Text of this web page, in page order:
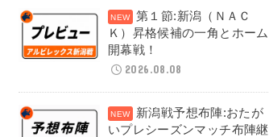
第１節:新潟（ＮＡＣ
Ｋ）昇格候補の一角とホーム
開幕戦！
2026.08.08
新潟戦予想布陣:おたが
いプレシーズンマッチ布陣継